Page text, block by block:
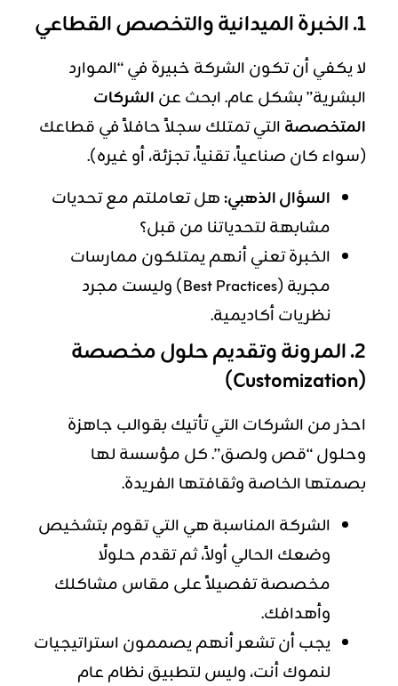
1. الخبرة الميدانية والتخصص القطاعي
لا يكفي أن تكون الشركة خبيرة في “الموارد
البشرية” بشكل عام. ابحث عنالشركات
المتخصصةالتي تمتلك سجلاً حافلاً في قطاعك
(سواء كان صناعياً، تقنياً، تجزئة، أو غيره).
السؤال الذهبي:هل تعاملتم مع تحديات
مشابهة لتحدياتنا من قبل؟
الخبرة تعني أنهم يمتلكون ممارسات
مجربة (Best Practices) وليست مجرد
نظريات أكاديمية.
2. المرونة وتقديم حلول مخصصة
(Customization)
احذر من الشركات التي تأتيك بقوالب جاهزة
وحلول “قص ولصق”. كل مؤسسة لها
بصمتها الخاصة وثقافتها الفريدة.
الشركة المناسبة هي التي تقوم بتشخيص
وضعك الحالي أولاً، ثم تقدم حلولًا
مخصصة تفصيلاً على مقاس مشاكلك
وأهدافك.
يجب أن تشعر أنهم يصممون استراتيجيات
لنموك أنت، وليس لتطبيق نظام عام